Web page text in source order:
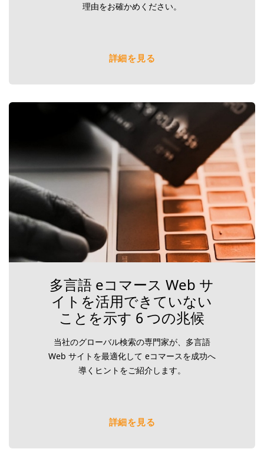
理由をお確かめください。
詳細を見る
多言語 eコマース Web サ
イトを活用できていない
ことを示す 6 つの兆候
当社のグローバル検索の専門家が、多言語
Web サイトを最適化して eコマースを成功へ
導くヒントをご紹介します。
詳細を見る